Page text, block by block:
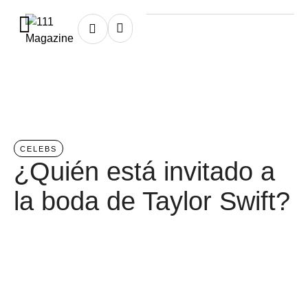
Home /
CELEBS
¿Quién está invitado a
la boda de Taylor Swift?